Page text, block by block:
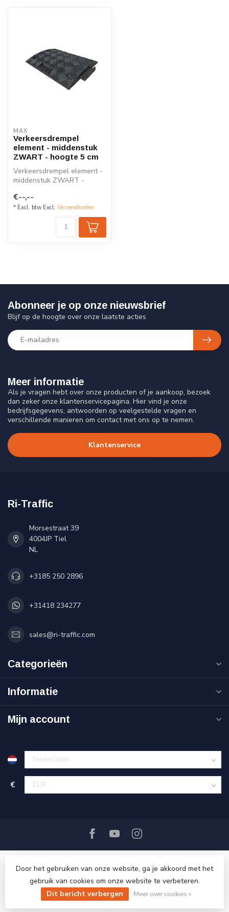
MAX
Verkeersdrempel
element - middenstuk
ZWART - hoogte 5 cm
Verkeersdrempel element -
middenstuk ZWART -
gerecycled...
€--,--
* Excl. btw Excl. Verzendkosten
Meer informatie
Als je vragen hebt over onze producten of je aankoop, bezoek
dan zeker onze klantenservicepagina. Hier vind je onze
bedrijfsgegevens, antwoorden op veelgestelde vragen en
verschillende manieren om contact met ons op te nemen.
Klantenservice
Abonneer je op onze nieuwsbrief
Blijf op de hoogte over onze laatste acties
Ri-Traffic
Morsestraat 39
4004JP Tiel
NL
+3185 250 2896
+31418 234277
sales@ri-traffic.com
Categorieën
Informatie
Mijn account
€
© Copyright 2026 Ri-Traffic
Door het gebruiken van onze website, ga je akkoord met het
gebruik van cookies om onze website te verbeteren.
Dit bericht verbergen
Meer over cookies »